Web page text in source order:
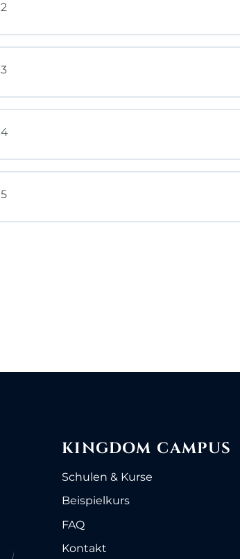
KINGDOM CAMPUS
Schulen & Kurse
Beispielkurs
FAQ
Kontakt